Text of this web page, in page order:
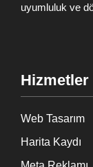
uyumluluk ve
Hizmetler
Web Tasarım
Harita Kaydı